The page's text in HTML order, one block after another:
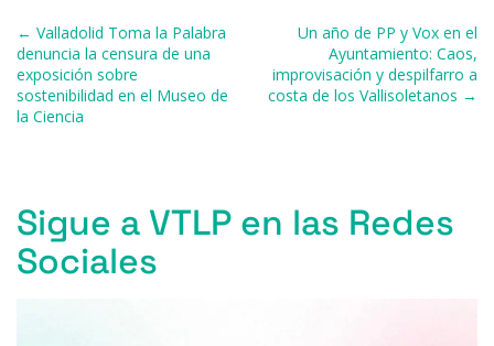
b
o
o
k
k
y
d
s
m
ar
ti
r
Navegación de entradas
← Valladolid Toma la Palabra
denuncia la censura de una
exposición sobre
sostenibilidad en el Museo de
la Ciencia
Un año de PP y Vox en el
Ayuntamiento: Caos,
improvisación y despilfarro a
costa de los Vallisoletanos →
Sigue a VTLP en las Redes
Sociales